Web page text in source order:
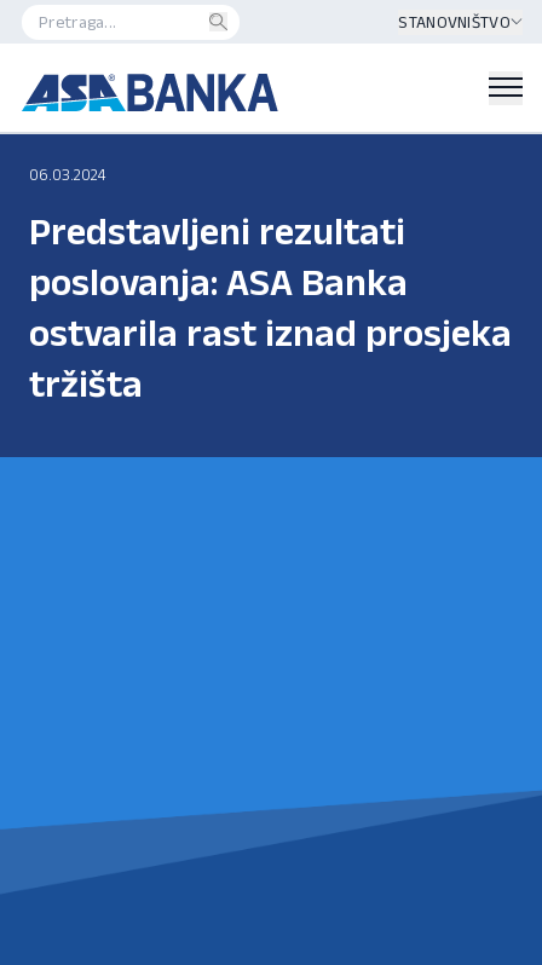
STANOVNIŠTVO
06.03.2024
Predstavljeni rezultati
poslovanja: ASA Banka
ostvarila rast iznad prosjeka
tržišta